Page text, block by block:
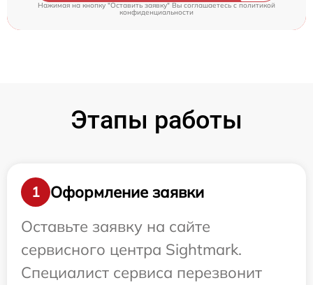
Нажимая на кнопку "Оставить заявку" Вы соглашаетесь cполитикой
конфиденциальности
Этапы работы
1
Оформление заявки
Оставьте заявку на сайте
сервисного центра Sightmark.
Специалист сервиса перезвонит